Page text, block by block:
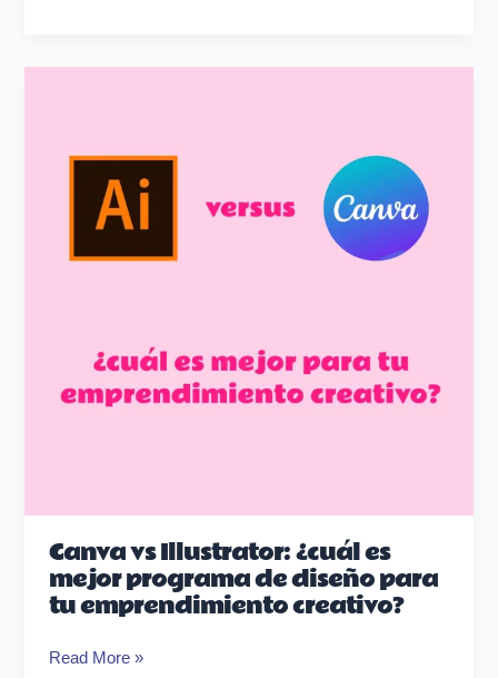
Canva vs Illustrator: ¿cuál es
mejor programa de diseño para
tu emprendimiento creativo?
¿cuál
emprendimiento
creativo?
Read More »